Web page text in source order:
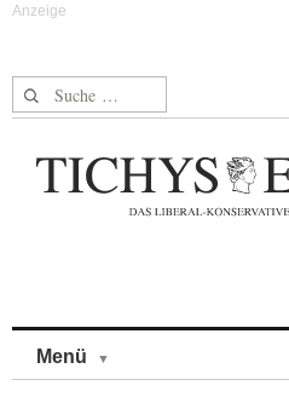
Suche nach:
Menü